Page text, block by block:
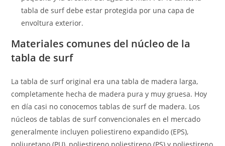
tabla de surf debe estar protegida por una capa de
envoltura exterior.
Materiales comunes del núcleo de la
tabla de surf
La tabla de surf original era una tabla de madera larga,
completamente hecha de madera pura y muy gruesa. Hoy
en día casi no conocemos tablas de surf de madera. Los
núcleos de tablas de surf convencionales en el mercado
generalmente incluyen poliestireno expandido (EPS),
poliuretano (PU), poliestireno poliestireno (PS) y poliestireno